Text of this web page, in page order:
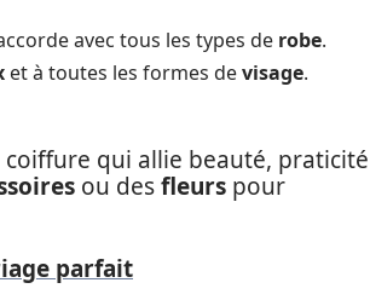
avec tous les types de robe.
et à toutes les formes devisage.
coiffure qui allie beauté, praticité
ou desfleurs pour
parfait